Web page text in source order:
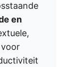
en